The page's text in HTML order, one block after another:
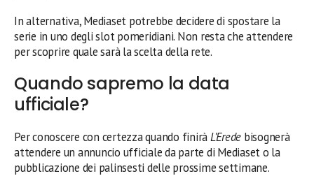
In alternativa, Mediaset potrebbe decidere di spostare la
serie in uno degli slot pomeridiani. Non resta che attendere
per scoprire quale sarà la scelta della rete.
Quando sapremo la data
ufficiale?
Per conoscere con certezza quando finiràL’Erede bisognerà
attendere un annuncio ufficiale da parte di Mediaset o la
pubblicazione dei palinsesti delle prossime settimane.